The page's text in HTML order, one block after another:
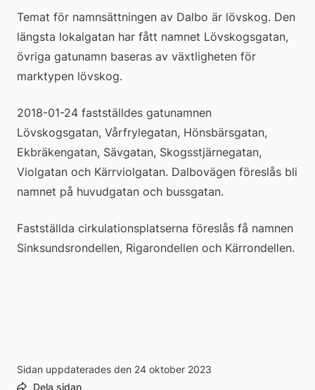
Temat för namnsättningen av Dalbo är lövskog. Den
längsta lokalgatan har fått namnet Lövskogsgatan,
övriga gatunamn baseras av växtligheten för
marktypen lövskog.
2018-01-24 fastställdes gatunamnen
Lövskogsgatan, Vårfrylegatan, Hönsbärsgatan,
Ekbräkengatan, Sävgatan, Skogsstjärnegatan,
Violgatan och Kärrviolgatan. Dalbovägen föreslås bli
namnet på huvudgatan och bussgatan.
Fastställda cirkulationsplatserna föreslås få namnen
Sinksundsrondellen, Rigarondellen och Kärrondellen.
Sidan uppdaterades den 24 oktober 2023
Dela sidan